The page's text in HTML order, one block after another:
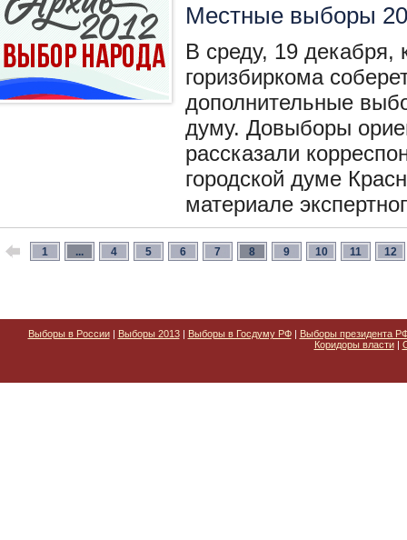
Местные выборы
В среду, 19 декабря,
горизбиркома
дополнительные
думу. Довыборы
рассказали
городской думе
материале
1 ... 4 5 6 7 8 9 10 11 12
Выборы в России| Выборы 2013| Выборы в Госдуму РФ| Выборы президента
Коридоры власти|